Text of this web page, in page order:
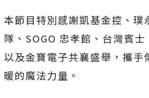
本節目特別感謝凱基金控、璞
隊、SOGO 忠孝館、台灣賓
以及金寶電子共襄盛舉，攜手
暖的魔法力量。